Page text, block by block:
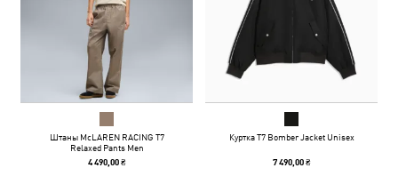
Штаны McLAREN RACING T7
Relaxed Pants Men
4 490,00 ₴
Куртка T7 Bomber Jacket Unisex
7 490,00 ₴